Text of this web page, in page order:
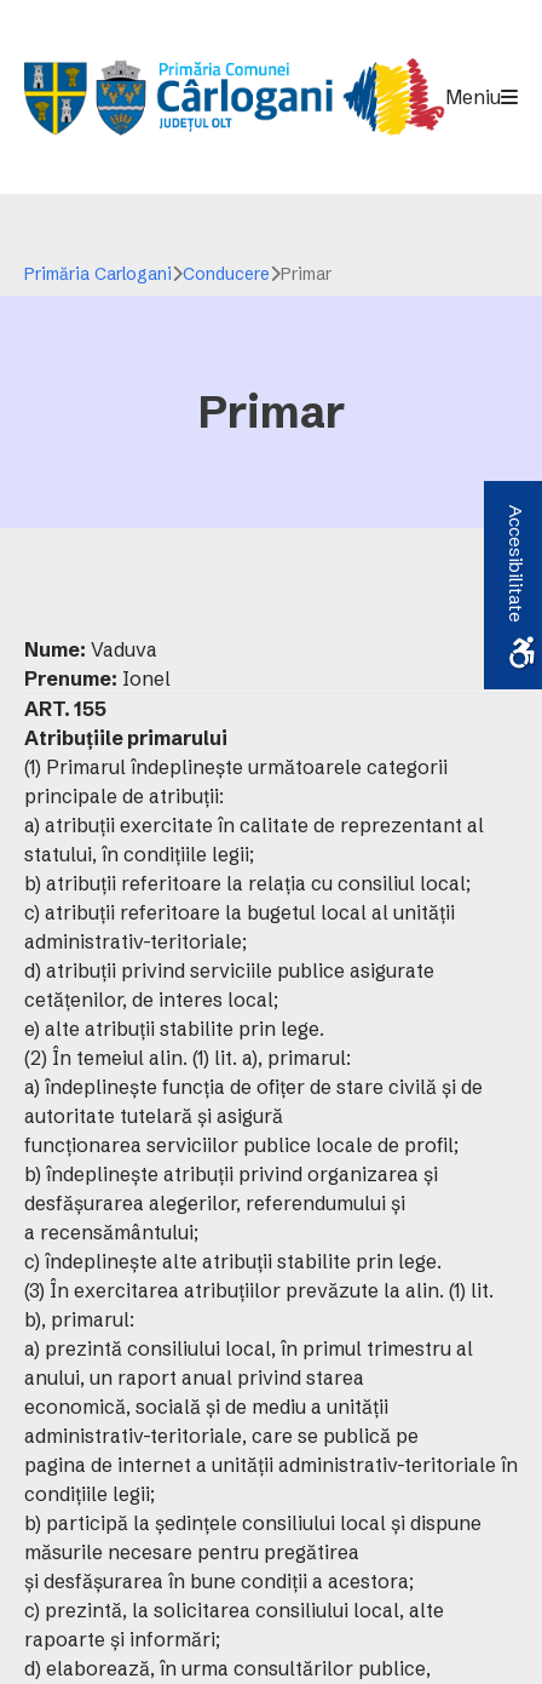
Meniu
Primăria Carlogani Conducere Primar
Primar
Nume: Vaduva
Prenume: Ionel
ART. 155
Atribuţiile primarului
(1) Primarul îndeplineşte următoarele categorii
principale de atribuţii:
a) atribuţii exercitate în calitate de reprezentant al
statului, în condiţiile legii;
b) atribuţii referitoare la relaţia cu consiliul local;
c) atribuţii referitoare la bugetul local al unităţii
administrativ-teritoriale;
d) atribuţii privind serviciile publice asigurate
cetăţenilor, de interes local;
e) alte atribuţii stabilite prin lege.
(2) În temeiul alin. (1) lit. a), primarul:
a) îndeplineşte funcţia de ofiţer de stare civilă şi de
autoritate tutelară şi asigură
funcţionarea serviciilor publice locale de profil;
b) îndeplineşte atribuţii privind organizarea şi
desfăşurarea alegerilor, referendumului şi
a recensământului;
c) îndeplineşte alte atribuţii stabilite prin lege.
(3) În exercitarea atribuţiilor prevăzute la alin. (1) lit.
b), primarul:
a) prezintă consiliului local, în primul trimestru al
anului, un raport anual privind starea
economică, socială şi de mediu a unităţii
administrativ-teritoriale, care se publică pe
pagina de internet a unităţii administrativ-teritoriale în
condiţiile legii;
b) participă la şedinţele consiliului local şi dispune
măsurile necesare pentru pregătirea
şi desfăşurarea în bune condiţii a acestora;
c) prezintă, la solicitarea consiliului local, alte
rapoarte şi informări;
d) elaborează, în urma consultărilor publice,
Accesibilitate